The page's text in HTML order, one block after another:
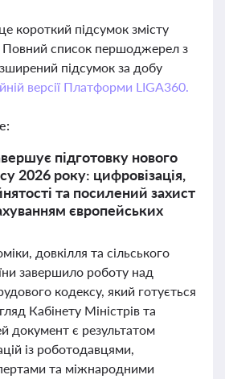
короткий підсумок змісту
Повний список першоджерел з
підсумок за добу
версії Платформи LIGA360.
підготовку нового
2026 року: цифровізація,
та посилений захист
європейських
довкілля та сільського
завершило роботу над
кодексу, який готується
Кабінету Міністрів та
документ є результатом
із роботодавцями,
та міжнародними